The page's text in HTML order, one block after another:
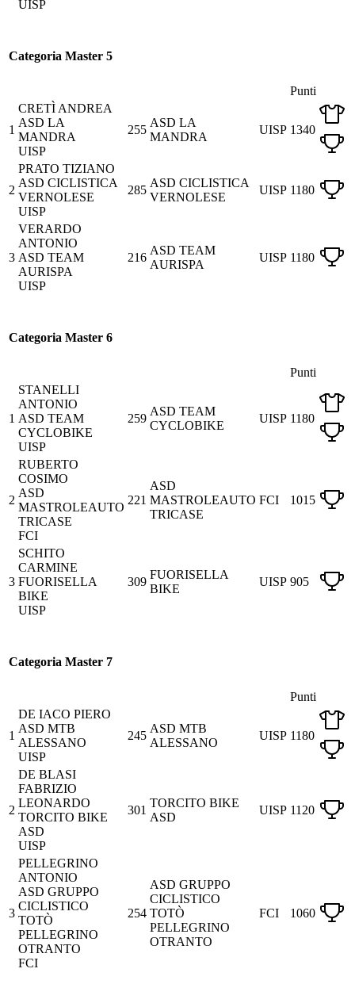
UISP
Categoria Master 5
Punti
1
CRETÌ ANDREA
ASD LA
MANDRA
UISP
255
ASD LA
MANDRA
UISP 1340
2
PRATO TIZIANO
ASD CICLISTICA
VERNOLESE
UISP
285
ASD CICLISTICA
VERNOLESE
UISP 1180
3
VERARDO
ANTONIO
ASD TEAM
AURISPA
UISP
216
ASD TEAM
AURISPA
UISP 1180
Categoria Master 6
Punti
1
STANELLI
ANTONIO
ASD TEAM
CYCLOBIKE
UISP
259
ASD TEAM
CYCLOBIKE
UISP 1180
2
RUBERTO
COSIMO
ASD
MASTROLEAUTO
TRICASE
FCI
221
ASD
MASTROLEAUTO
TRICASE
FCI 1015
3
SCHITO
CARMINE
FUORISELLA
BIKE
UISP
309
FUORISELLA
BIKE
UISP 905
Categoria Master 7
Punti
1
DE IACO PIERO
ASD MTB
ALESSANO
UISP
245
ASD MTB
ALESSANO
UISP 1180
2
DE BLASI
FABRIZIO
LEONARDO
TORCITO BIKE
ASD
UISP
301
TORCITO BIKE
ASD
UISP 1120
3
PELLEGRINO
ANTONIO
ASD GRUPPO
CICLISTICO
TOTÒ
PELLEGRINO
OTRANTO
FCI
254
ASD GRUPPO
CICLISTICO
TOTÒ
PELLEGRINO
OTRANTO
FCI 1060